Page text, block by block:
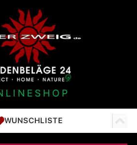
WUNSCHLISTE